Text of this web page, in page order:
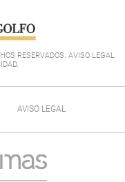
RESERVADOS. AVISO LEGAL
.
AVISO LEGAL